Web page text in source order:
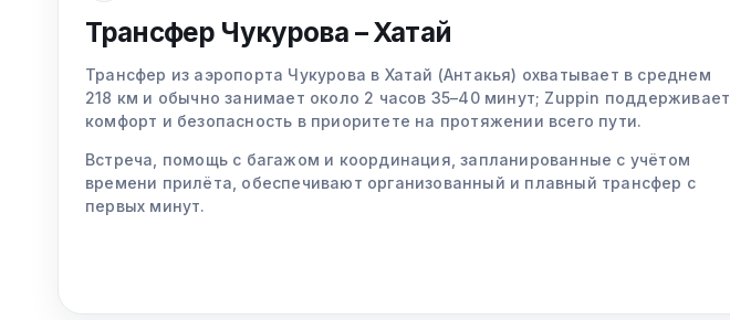
Трансфер Чукурова – Хатай
Трансфер из аэропорта Чукурова в Хатай (Антакья) охватывает в среднем
218 км и обычно занимает около 2 часов 35–40 минут; Zuppin поддерживает
комфорт и безопасность в приоритете на протяжении всего пути.
Встреча, помощь с багажом и координация, запланированные с учётом
времени прилёта, обеспечивают организованный и плавный трансфер с
первых минут.